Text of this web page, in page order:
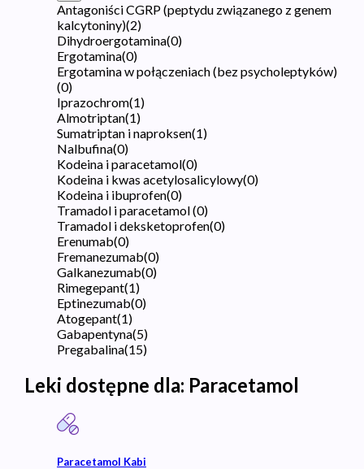
Antagoniści CGRP (peptydu związanego z genem
kalcytoniny)(2)
Dihydroergotamina(0)
Ergotamina(0)
Ergotamina w połączeniach (bez psycholeptyków)
(0)
Iprazochrom(1)
Almotriptan(1)
Sumatriptan i naproksen(1)
Nalbufina(0)
Kodeina i paracetamol(0)
Kodeina i kwas acetylosalicylowy(0)
Kodeina i ibuprofen(0)
Tramadol i paracetamol(0)
Tramadol i deksketoprofen(0)
Erenumab(0)
Fremanezumab(0)
Galkanezumab(0)
Rimegepant(1)
Eptinezumab(0)
Atogepant(1)
Gabapentyna(5)
Pregabalina(15)
Leki dostępne dla: Paracetamol
Paracetamol Kabi